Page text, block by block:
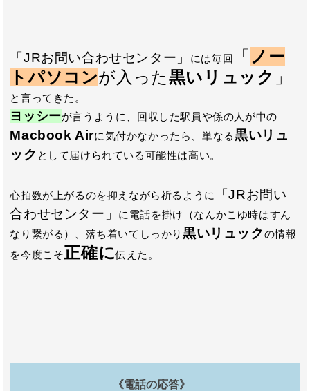
「JRお問い合わせセンター」 には毎回 「 ノー
トパソコンが入った黒いリュック 」
と言ってきた。
ヨッシーが言うように、回収した駅員や係の人が中の
Macbook Airに気付かなかったら、単なる黒いリュ
ック として届けられている可能性は高い。
心拍数が上がるのを抑えながら祈るように
「JRお問い
合わせセンター」
に電話を掛け（なんかこゆ時はすん
なり繋がる）、落ち着いてしっかり黒いリュックの情報
を今度こそ正確に伝えた。
《電話の応答》